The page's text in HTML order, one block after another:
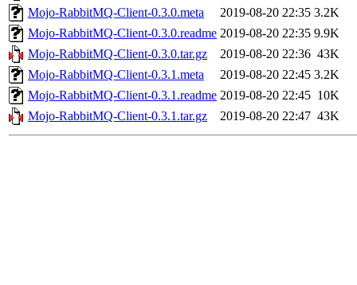
Mojo-RabbitMQ-Client-0.3.0.meta
2019-08-20 22:35 3.2K
Mojo-RabbitMQ-Client-0.3.0.readme 2019-08-20 22:35 9.9K
Mojo-RabbitMQ-Client-0.3.0.tar.gz
2019-08-20 22:36 43K
Mojo-RabbitMQ-Client-0.3.1.meta
2019-08-20 22:45 3.2K
Mojo-RabbitMQ-Client-0.3.1.readme 2019-08-20 22:45 10K
Mojo-RabbitMQ-Client-0.3.1.tar.gz
2019-08-20 22:47 43K